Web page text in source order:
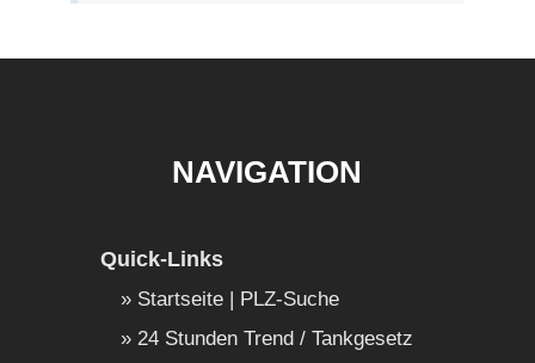
NAVIGATION
Quick-Links
Startseite | PLZ-Suche
24 Stunden Trend / Tankgesetz